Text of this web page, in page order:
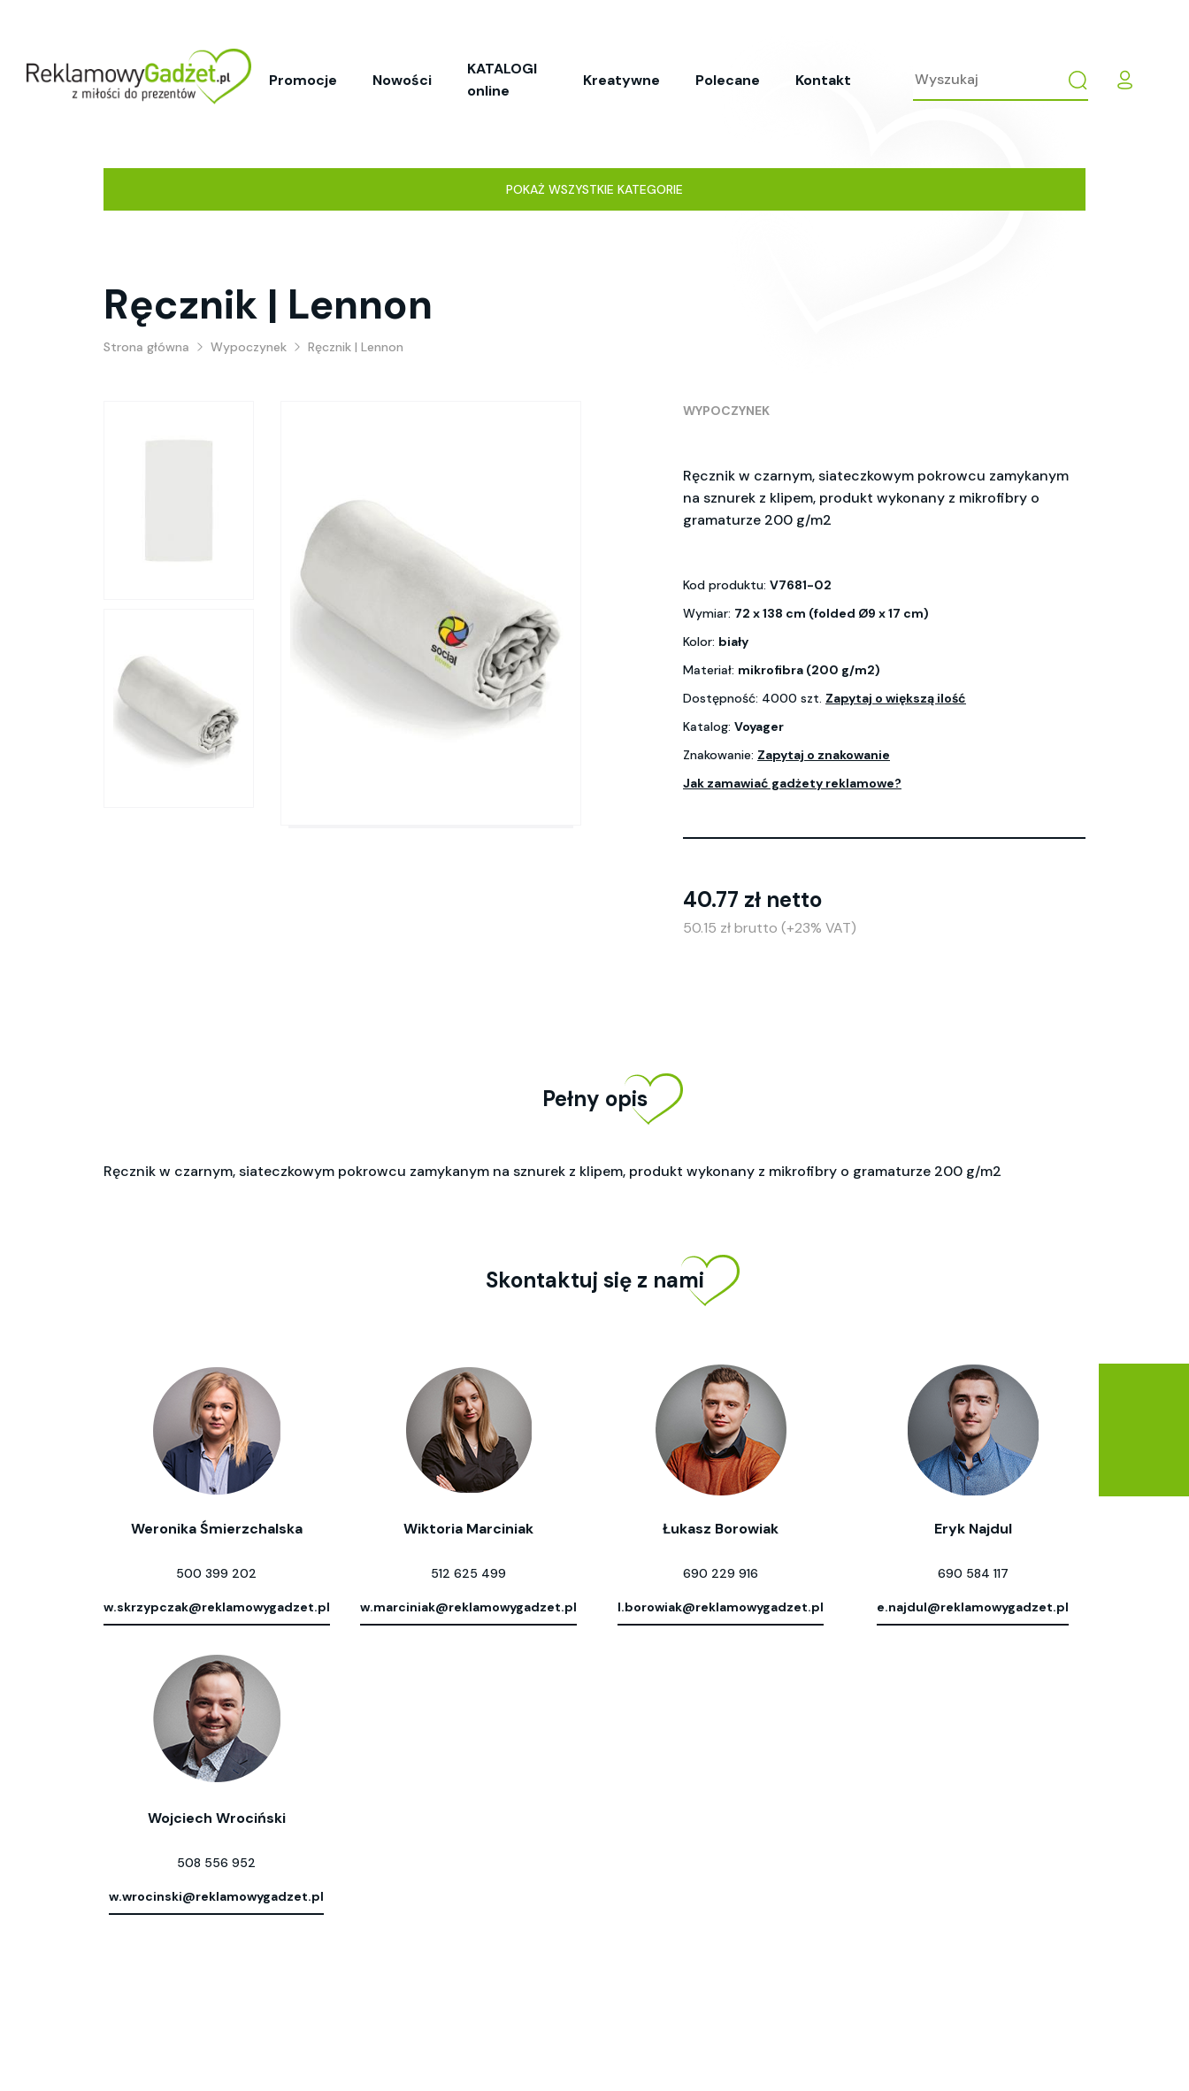
Promocje Nowości
KATALOGI
online
Kreatywne Polecane Kontakt
POKAŻ WSZYSTKIE KATEGORIE
Ręcznik | Lennon
Strona główna Wypoczynek Ręcznik | Lennon
WYPOCZYNEK
Ręcznik w czarnym, siateczkowym pokrowcu zamykanym
na sznurek z klipem, produkt wykonany z mikrofibry o
gramaturze 200 g/m2
Kod produktu: V7681-02
Wymiar: 72 x 138 cm (folded Ø9 x 17 cm)
Kolor: biały
Materiał: mikrofibra (200 g/m2)
Dostępność: 4000 szt. Zapytaj o większą ilość
Katalog: Voyager
Znakowanie: Zapytaj o znakowanie
Jak zamawiać gadżety reklamowe?
40.77 zł netto
50.15 zł brutto (+23% VAT)
Pełny opis
Ręcznik w czarnym, siateczkowym pokrowcu zamykanym na sznurek z klipem, produkt wykonany z mikrofibry o gramaturze 200 g/m2
Skontaktuj się z nami
Weronika Śmierzchalska
500 399 202
w.skrzypczak@reklamowygadzet.pl
Wiktoria Marciniak
512 625 499
w.marciniak@reklamowygadzet.pl
Łukasz Borowiak
690 229 916
l.borowiak@reklamowygadzet.pl
Eryk Najdul
690 584 117
e.najdul@reklamowygadzet.pl
Wojciech Wrociński
508 556 952
w.wrocinski@reklamowygadzet.pl